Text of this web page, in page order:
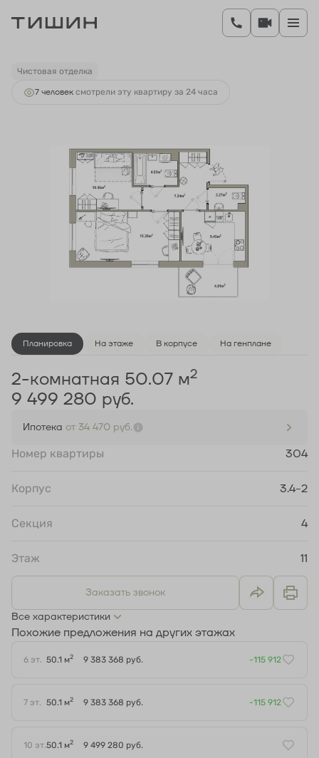
2-комнатная50.07 м 9 499 280 руб.
Ипотекаот 34 470 руб.
Чистовая отделка
7 человек смотрели эту квартиру за 24 часа
Планировка На этаже В корпусе На генплане
2-комнатная 50.07 м2
9 499 280 руб.
Ипотека от 34 470 руб.
Номер квартиры 304
Корпус 3.4-2
Секция 4
Этаж 11
Заказать звонок
Все характеристики
Похожие предложения на других этажах
6 эт. 50.1 м2 9 383 368 руб. -115 912
7 эт. 50.1 м2 9 383 368 руб. -115 912
10 эт.50.1 м2 9 499 280 руб.